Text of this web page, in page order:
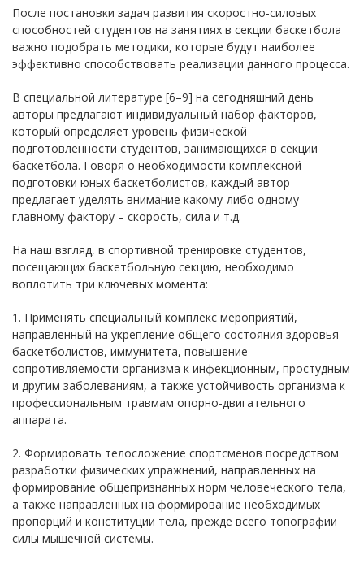
После постановки задач развития скоростно-силовых
способностей студентов на занятиях в секции баскетбола
важно подобрать методики, которые будут наиболее
эффективно способствовать реализации данного процесса.
В специальной литературе [6–9] на сегодняшний день
авторы предлагают индивидуальный набор факторов,
который определяет уровень физической
подготовленности студентов, занимающихся в секции
баскетбола. Говоря о необходимости комплексной
подготовки юных баскетболистов, каждый автор
предлагает уделять внимание какому-либо одному
главному фактору – скорость, сила и т.д.
На наш взгляд, в спортивной тренировке студентов,
посещающих баскетбольную секцию, необходимо
воплотить три ключевых момента:
1. Применять специальный комплекс мероприятий,
направленный на укрепление общего состояния здоровья
баскетболистов, иммунитета, повышение
сопротивляемости организма к инфекционным, простудным
и другим заболеваниям, а также устойчивость организма к
профессиональным травмам опорно-двигательного
аппарата.
2. Формировать телосложение спортсменов посредством
разработки физических упражнений, направленных на
формирование общепризнанных норм человеческого тела,
а также направленных на формирование необходимых
пропорций и конституции тела, прежде всего топографии
силы мышечной системы.